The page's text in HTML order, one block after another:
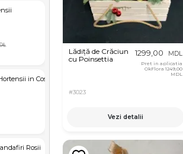
in Cos
Rosii
Lădiță de Crăciun
cu Poinsettia
#3023
1299,00 MDL
Pret in aplicatia
OkFlora 1249,00
MDL
Vezi detalii